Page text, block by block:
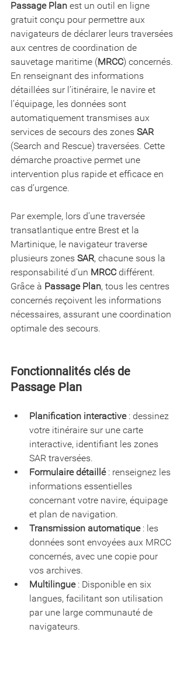
Passage Plan est un outil en ligne
gratuit conçu pour permettre aux
navigateurs de déclarer leurs traversées
aux centres de coordination de
sauvetage maritime (MRCC) concernés.
En renseignant des informations
détaillées sur l’itinéraire, le navire et
l’équipage, les données sont
automatiquement transmises aux
services de secours des zones SAR
(Search and Rescue) traversées. Cette
démarche proactive permet une
intervention plus rapide et efficace en
cas d’urgence.
Par exemple, lors d’une traversée
transatlantique entre Brest et la
Martinique, le navigateur traverse
plusieurs zones SAR, chacune sous la
responsabilité d’un MRCC différent.
Grâce à Passage Plan, tous les centres
concernés reçoivent les informations
nécessaires, assurant une coordination
optimale des secours.
Fonctionnalités clés de
Passage Plan
Planification interactive : dessinez
votre itinéraire sur une carte
interactive, identifiant les zones
SAR traversées.
Formulaire détaillé : renseignez les
informations essentielles
concernant votre navire, équipage
et plan de navigation.
Transmission automatique : les
données sont envoyées aux MRCC
concernés, avec une copie pour
vos archives.
Multilingue : Disponible en six
langues, facilitant son utilisation
par une large communauté de
navigateurs.